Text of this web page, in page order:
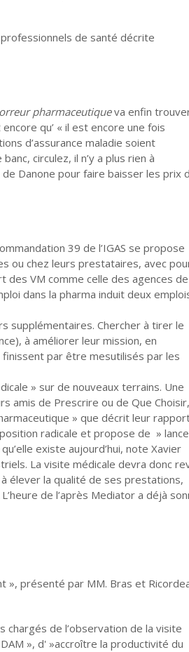
de santé décrite
pharmaceutiqueva enfin
qu’ « il est encore une fois
d’assurance maladie soient
circulez, il n’y a plus rien à
Danone pour faire baisser les prix
39 de l’IGAS se propose
ou chez leurs prestataires, avec
VM comme celle des agences de
dans la pharma induit deux
supplémentaires. Chercher à tirer le
à améliorer leur mission, en
finissent par être mesutilisés par les
» sur de nouveaux terrains. Une
amis de Prescrire ou de Que Choisir,
» que décrit leur
radicale et propose de »
existe aujourd’hui, note Xavier
La visite médicale devra donc
élever la qualité de ses prestations,
de l’après Mediator a déjà
», présenté par MM. Bras et
de l’observation de la visite
», d' »accroître la productivité du